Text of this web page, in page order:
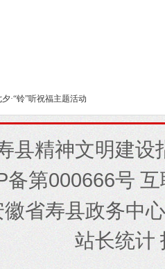
·“铃”听祝福主题活动
县精神文明建
备第000666号
徽省寿县政务中心
站长统计